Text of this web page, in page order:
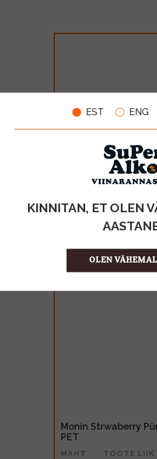
EST ENG
KINNITAN, ET OLEN
OLEN
Monin Lychee Püree
MAHT
1l
TOOTE LIIK
Siirup
Monin Strwaberry
PET
MAHT
TOOTE LIIK